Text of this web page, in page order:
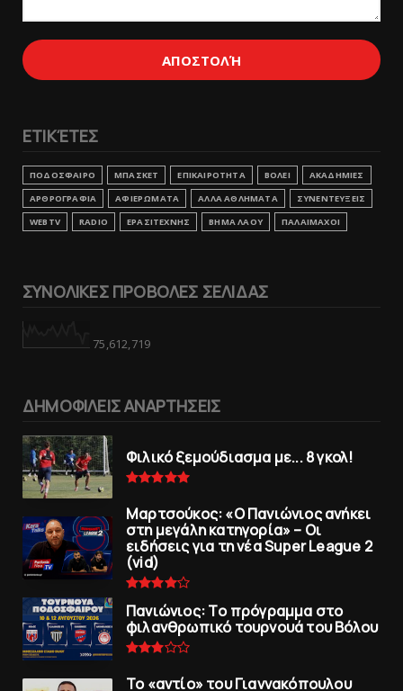
ΕΤΙΚΈΤΕΣ
ΠΟΔΟΣΦΑΙΡΟ ΜΠΑΣΚΕΤ ΕΠΙΚΑΙΡΟΤΗΤΑ ΒΟΛΕΙ
ΑΚΑΔΗΜΙΕΣ
ΑΡΘΡΟΓΡΑΦΙΑ
ΑΦΙΕΡΩΜΑΤΑ ΑΛΛΑ ΑΘΛΗΜΑΤΑ
ΣΥΝΕΝΤΕΥΞΕΙΣ
WEBTV
RADIO ΕΡΑΣΙΤΕΧΝΗΣ ΒΗΜΑ ΛΑΟΥ ΠΑΛΑΙΜΑΧΟΙ
ΣΥΝΟΛΙΚΕΣ ΠΡΟΒΟΛΕΣ ΣΕΛΙΔΑΣ
75,612,719
ΔΗΜΟΦΙΛΕΙΣ ΑΝΑΡΤΗΣΕΙΣ
Φιλικό ξεμούδιασμα με... 8 γκολ!
Μαρτσούκος: «Ο Πανιώνιος ανήκει
στη μεγάλη κατηγορία» – Οι
ειδήσεις για τη νέα Super League 2
(vid)
Πανιώνιoς: Tο πρόγραμμα στο
φιλανθρωπικό τουρνουά του Bόλου
To «αντίο» του Γιαννακόπουλου